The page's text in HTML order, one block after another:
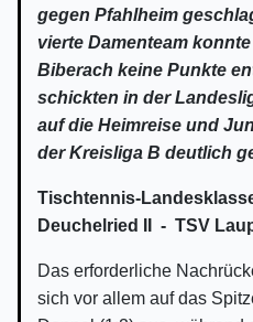
gegen Pfahlheim
vierte Damenteam
Biberach keine Punkte
schickten in der
auf die Heimreise und
der Kreisliga B deutlich
Tischtennis-
Deuchelried II - TSV
Das erforderliche
sich vor allem auf das